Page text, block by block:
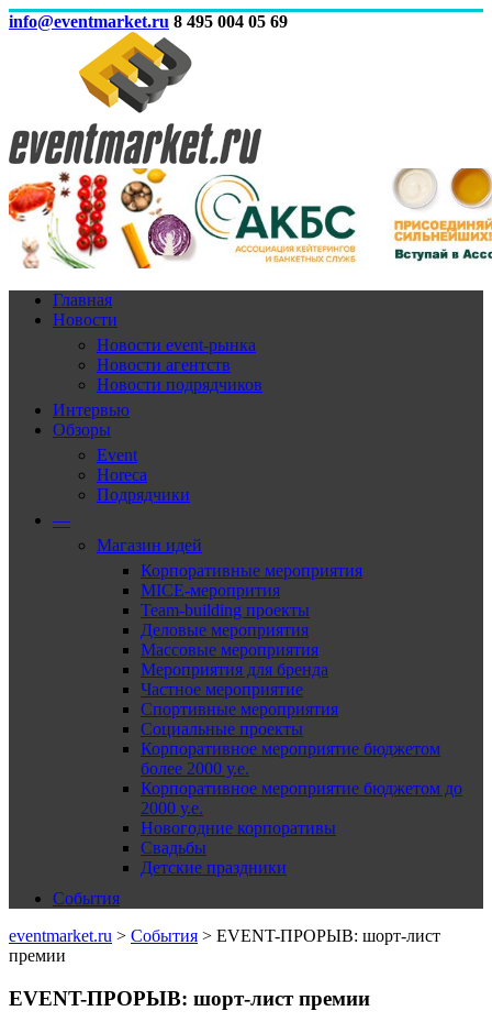
info@eventmarket.ru 8 495 004 05 69
Главная
Новости
Новости event-рынка
Новости агентств
Новости подрядчиков
Интервью
Обзоры
Event
Horeca
Подрядчики
—
Магазин идей
Корпоративные мероприятия
MICE-меропрития
Team-building проекты
Деловые мероприятия
Массовые мероприятия
Мероприятия для бренда
Частное мероприятие
Спортивные мероприятия
Социальные проекты
Корпоративное мероприятие бюджетом
более 2000 у.е.
Корпоративное мероприятие бюджетом до
2000 у.е.
Новогодние корпоративы
Свадьбы
Детские праздники
События
eventmarket.ru > События > EVENT-ПРОРЫВ: шорт-лист
премии
EVENT-ПРОРЫВ: шорт-лист премии